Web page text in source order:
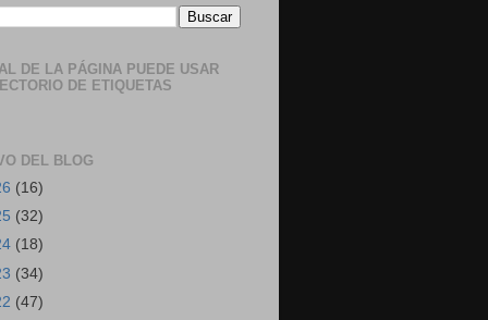
DE LA PÁGINA PUEDE USAR
DE ETIQUETAS
DEL BLOG
(16)
(32)
(18)
(34)
(47)